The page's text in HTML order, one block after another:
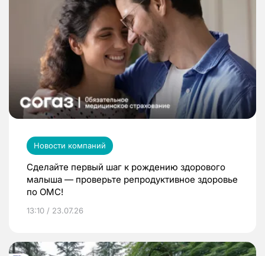
Новости компаний
Сделайте первый шаг к рождению здорового
малыша — проверьте репродуктивное здоровье
по ОМС!
13:10 / 23.07.26